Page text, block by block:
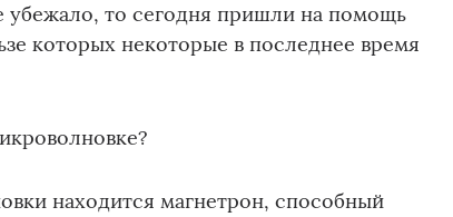
убежало, то сегодня пришли на помощь
которых некоторые в последнее время
находится магнетрон, способный